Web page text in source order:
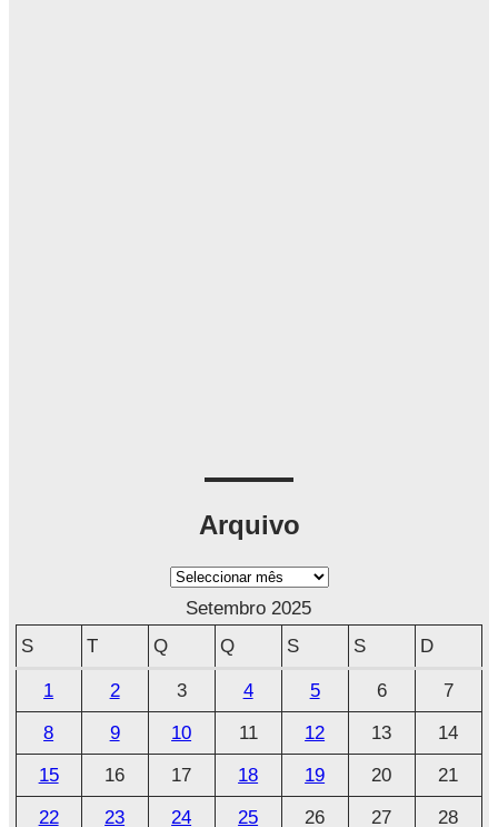
Arquivo
A
v
o
Setembro 2025
S
T Q Q S S D
1 2 3 4 5 6
7
8
9 10 11 12 13
14
15
16 17 18 19 20
21
22
23 24 25 26 27
28